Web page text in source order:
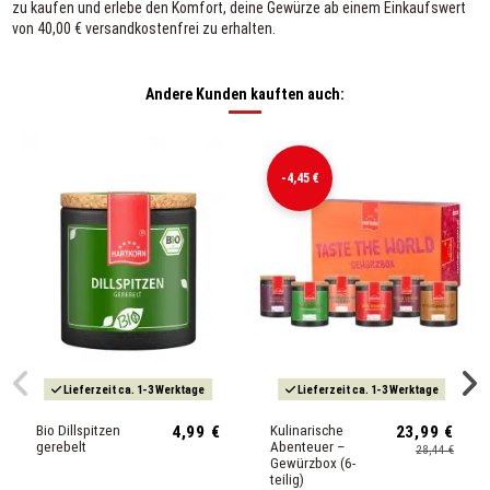
zu kaufen und erlebe den Komfort, deine Gewürze ab einem Einkaufswert
von 40,00 € versandkostenfrei zu erhalten.
Andere Kunden kauften auch:
Lieferzeit ca. 1-3 Werktage
Bio Dillspitzen
gerebelt
4,99 €
-4,45 €
Lieferzeit ca. 1-3 Werktage
Kulinarische
Abenteuer –
Gewürzbox (6-
teilig)
23,99 €
28,44 €